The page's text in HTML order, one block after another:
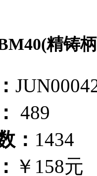
精铸
489
： 1434
￥158元